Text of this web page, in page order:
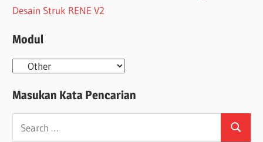
Desain Struk RENE V2
Modul
Modul
Masukan Kata Pencarian
Search